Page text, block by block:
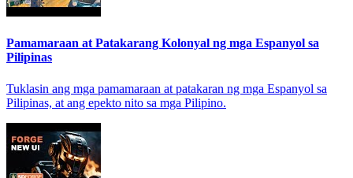
Pamamaraan at Patakarang Kolonyal ng mga Espanyol sa
Pilipinas
Tuklasin ang mga pamamaraan at patakaran ng mga Espanyol sa
Pilipinas, at ang epekto nito sa mga Pilipino.